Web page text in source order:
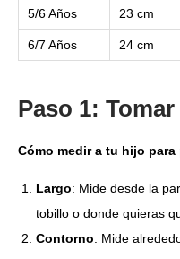
5/6 Años 23 cm
6/7 Años 24 cm
Paso 1:
Cómo medir a tu hijo para
Largo: Mide desde la
tobillo o donde quieras
Contorno: Mide